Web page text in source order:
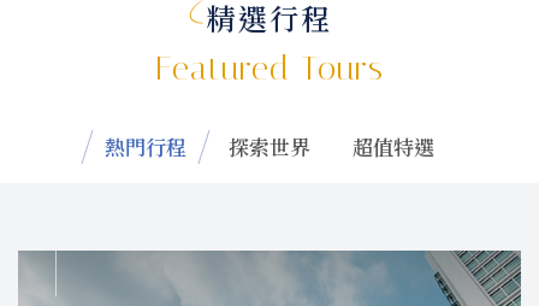
精選行程
Featured Tours
熱門行程 探索世界 超值特選